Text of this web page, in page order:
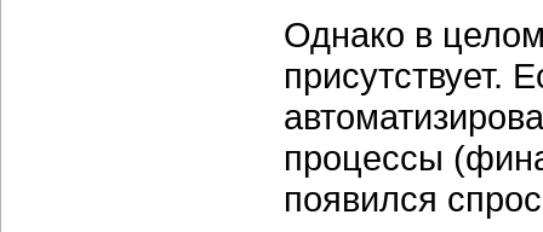
Однако в
присутствует.
процессы
появился